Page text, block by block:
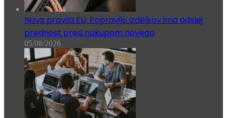
Nova pravila EU: Popravilo izdelkov ima odslej
prednost pred nakupom novega
05/08/2026